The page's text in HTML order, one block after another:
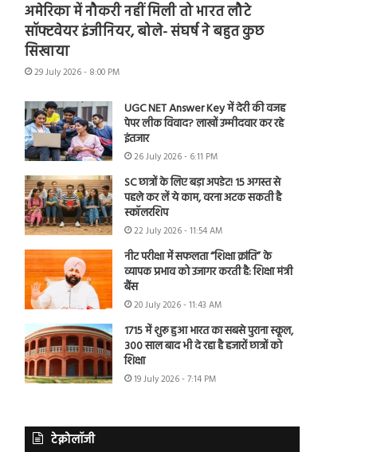
अमेरिका में नौकरी नहीं मिली तो भारत लौटे
सॉफ्टवेयर इंजीनियर, बोले- संघर्ष ने बहुत कुछ
सिखाया
29 July 2026 - 8:00 PM
UGC NET Answer Key में देरी की वजह
पेपर लीक विवाद? लाखों उम्मीदवार कर रहे
इंतजार
26 July 2026 - 6:11 PM
SC छात्रों के लिए बड़ा अपडेट! 15 अगस्त से
पहले कर लें ये काम, वरना अटक सकती है
स्कॉलरशिप
22 July 2026 - 11:54 AM
नीट परीक्षा में सफलता “शिक्षा क्रांति” के
व्यापक प्रभाव को उजागर करती है: शिक्षा मंत्री
बैंस
20 July 2026 - 11:43 AM
1715 में शुरू हुआ भारत का सबसे पुराना स्कूल,
300 साल बाद भी दे रहा है हजारों छात्रों को
शिक्षा
19 July 2026 - 7:14 PM
टेक्नोलॉजी